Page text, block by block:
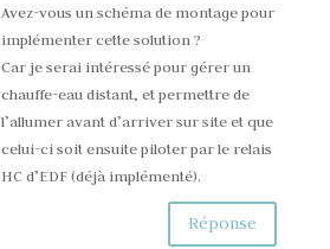
Avez-vous un schéma de montage pour
implémenter cette solution ?
Car je serai intéressé pour gérer un
chauffe-eau distant, et permettre de
l’allumer avant d’arriver sur site et que
celui-ci soit ensuite piloter par le relais
HC d’EDF (déjà implémenté).
Réponse